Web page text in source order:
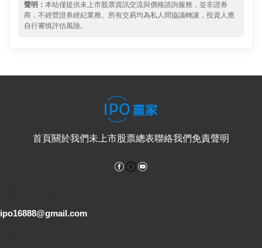
聲明： 本站僅提供未上市股票資訊交流與價格諮詢服務，並非證券
商，不經營證券經紀業務。所有交易均為私人間協議轉讓，投資人應
自行審慎評估風險。
首頁關於我們未上市股票總表聯絡我們免責聲明
Facebook
ipo16888@gmail.com